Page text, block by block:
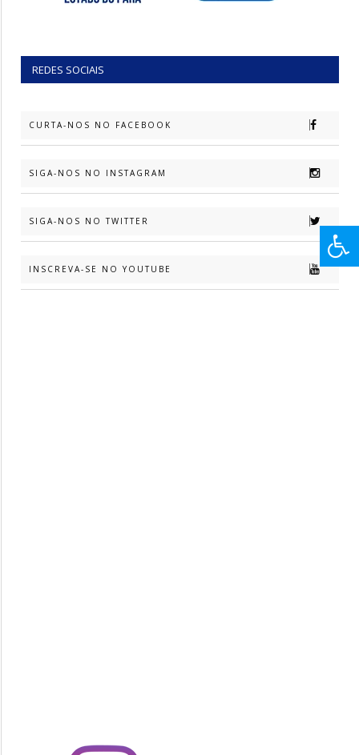
REDES SOCIAIS
CURTA-NOS NO FACEBOOK
SIGA-NOS NO INSTAGRAM
SIGA-NOS NO TWITTER
INSCREVA-SE NO YOUTUBE